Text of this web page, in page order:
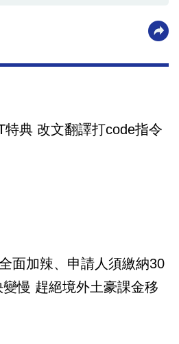
典 改文翻譯打code指令
面加辣、申請人須繳納30
慢 趕絕境外土豪課金移